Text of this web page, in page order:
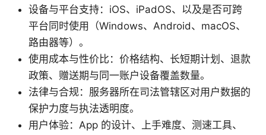
设备与平台支持：iOS、iPadOS、以及是否可跨
平台同时使用（Windows、Android、macOS、
路由器等）。
使用成本与性价比：价格结构、长短期计划、退款
政策、赠送期与同一账户设备覆盖数量。
法律与合规：服务器所在司法管辖区对用户数据的
保护力度与执法透明度。
用户体验：App 的设计、上手难度、测速工具、